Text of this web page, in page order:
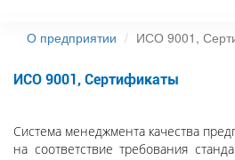
слова
поиска
О предприятии ИСО 9001,
ИСО 9001, Сертификаты
Система менеджмента качества
на соответствие требования